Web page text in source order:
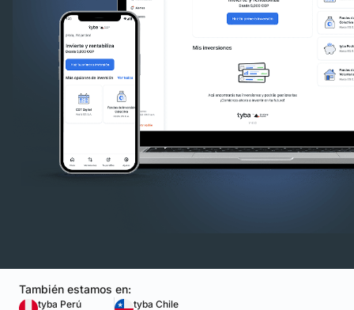
También estamos en:
tyba Perú tyba Chile